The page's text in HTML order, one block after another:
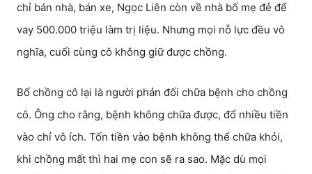
chỉ bán nhà, bán xe, Ngọc Liên còn về nhà bố mẹ đẻ để
vay 500.000 triệu làm trị liệu. Nhưng mọi nỗ lực đều vô
nghĩa, cuối cùng cô không giữ được chồng.
Bố chồng cô lại là người phản đối chữa bệnh cho chồng
cô. Ông cho rằng, bệnh không chữa được, đổ nhiều tiền
vào chỉ vô ích. Tốn tiền vào bệnh không thể chữa khỏi,
khi chồng mất thì hai mẹ con sẽ ra sao. Mặc dù mọi